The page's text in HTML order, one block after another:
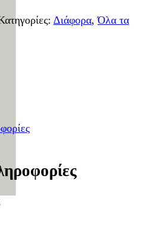
Διάφορα,Όλα τα